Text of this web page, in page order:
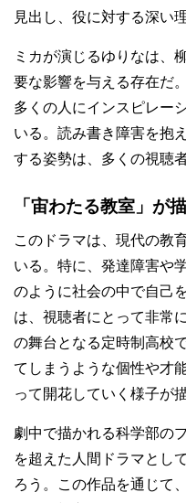
見出し、役に対する深い
ミカが演じるゆりなは、
要な影響を与える存在だ
多くの人にインスピレー
いる。読み書き障害を抱
する姿勢は、多くの視聴
「宙わたる教室」が
このドラマは、現代の教
いる。特に、発達障害や
のように社会の中で自己
は、視聴者にとって非常
の舞台となる定時制高校
てしまうような個性や才
って開花していく様子が
劇中で描かれる科学部の
を超えた人間ドラマとし
ろう。この作品を通じて